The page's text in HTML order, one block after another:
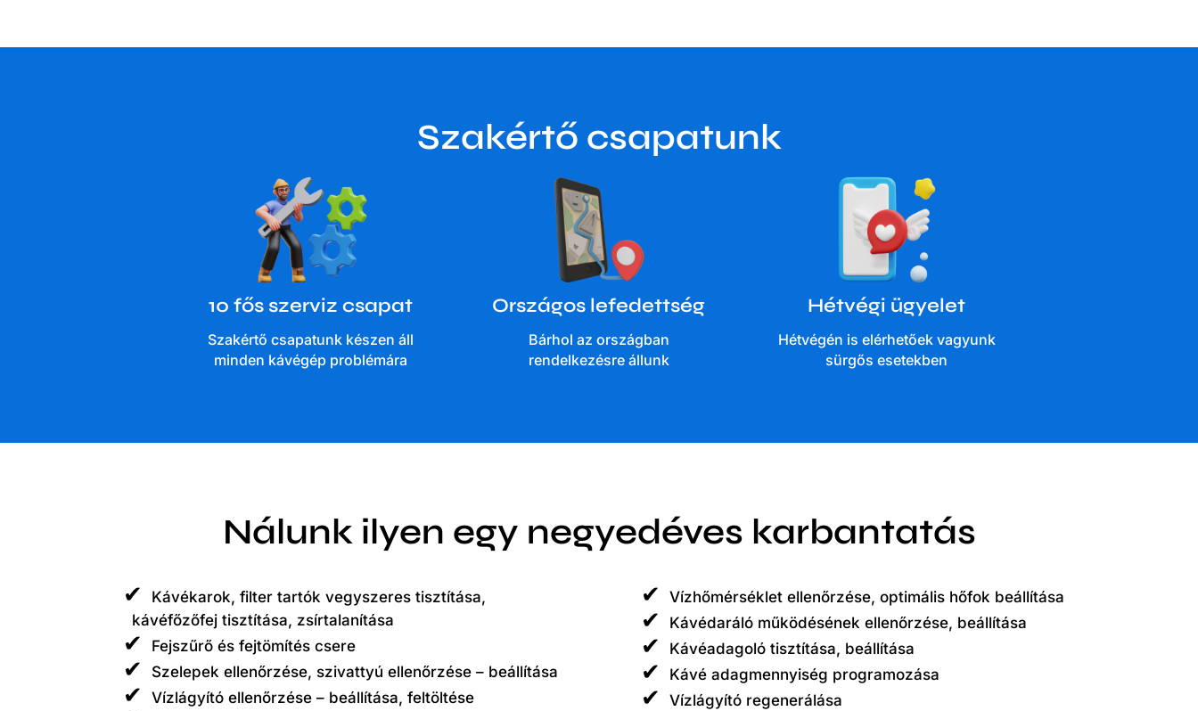
Szakértő csapatunk
10 fős szerviz csapat
Szakértő csapatunk készen áll
minden kávégép problémára
Országos lefedettség
Bárhol az országban
rendelkezésre állunk
Hétvégi ügyelet
Hétvégén is elérhetőek vagyunk
sürgős esetekben
Nálunk ilyen egy negyedéves karbantatás
Kávékarok, filter tartók vegyszeres tisztítása,
kávéfőzőfej tisztítása, zsírtalanítása
Fejszűrő és fejtömítés csere
Szelepek ellenőrzése, szivattyú ellenőrzése – beállítása
Vízlágyító ellenőrzése – beállítása, feltöltése
Vízhőmérséklet ellenőrzése, optimális hőfok beállítása
Kávédaráló működésének ellenőrzése, beállítása
Kávéadagoló tisztítása, beállítása
Kávé adagmennyiség programozása
Vízlágyító regenerálása